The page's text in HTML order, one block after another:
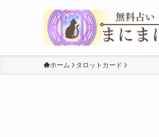
ホーム タロットカード